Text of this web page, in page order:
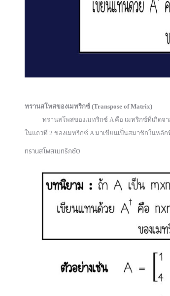
ทรานสโพสของเมทริกซ์ (Transpose of Matrix)
ทรานสโพสของเมทริกซ์ A คือ เมทริกซ์ที่เกิดจาก
ในแถวที่ 2 ของเมทริกซ์ A มาเขียนเป็นสมาชิกในหลั
ทรานสโพสเมทริกซ์0